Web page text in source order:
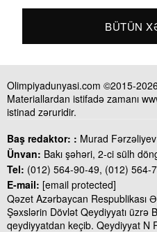
BÜTÜN
Olimpiyadunyasi.com ©2015-
Materiallardan istifadə zamanı
istinad zəruridir.
Baş redaktor: : Murad Fərzəliyev
Ünvan: Bakı şəhəri, 2-ci sülh
Tel: (012) 564-90-49, (012) 564-
E-mail: [email protected]
Qəzet Azərbaycan Respublikası
Şəxslərin Dövlət Qeydiyyatı üzrə
qeydiyyatdan keçib. Qeydiyyat N